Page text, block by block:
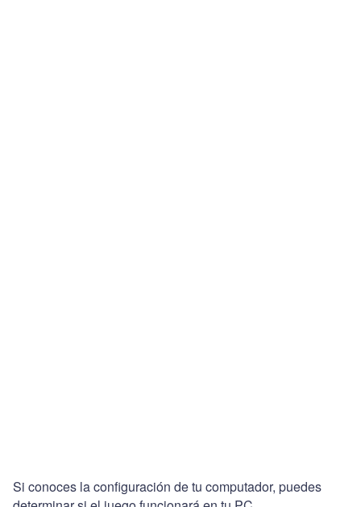
Si conoces la configuración de tu computador, puedes